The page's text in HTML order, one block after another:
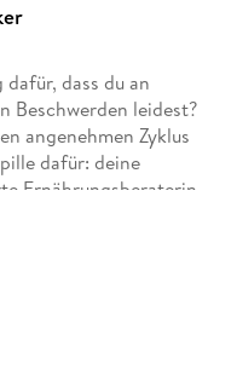
worden. Der Buchtitel
Buchstaben im oberen
erkennen und es
dass du an
Beschwerden leidest?
angenehmen Zyklus
dafür: deine
Ernährungsberaterin